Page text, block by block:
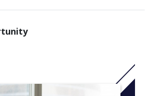
Khóa học sẽ tập trung vào:
lưu loát và chính xác trong tiếng Anh giao
Anh của người nói bản ngữ và không bản